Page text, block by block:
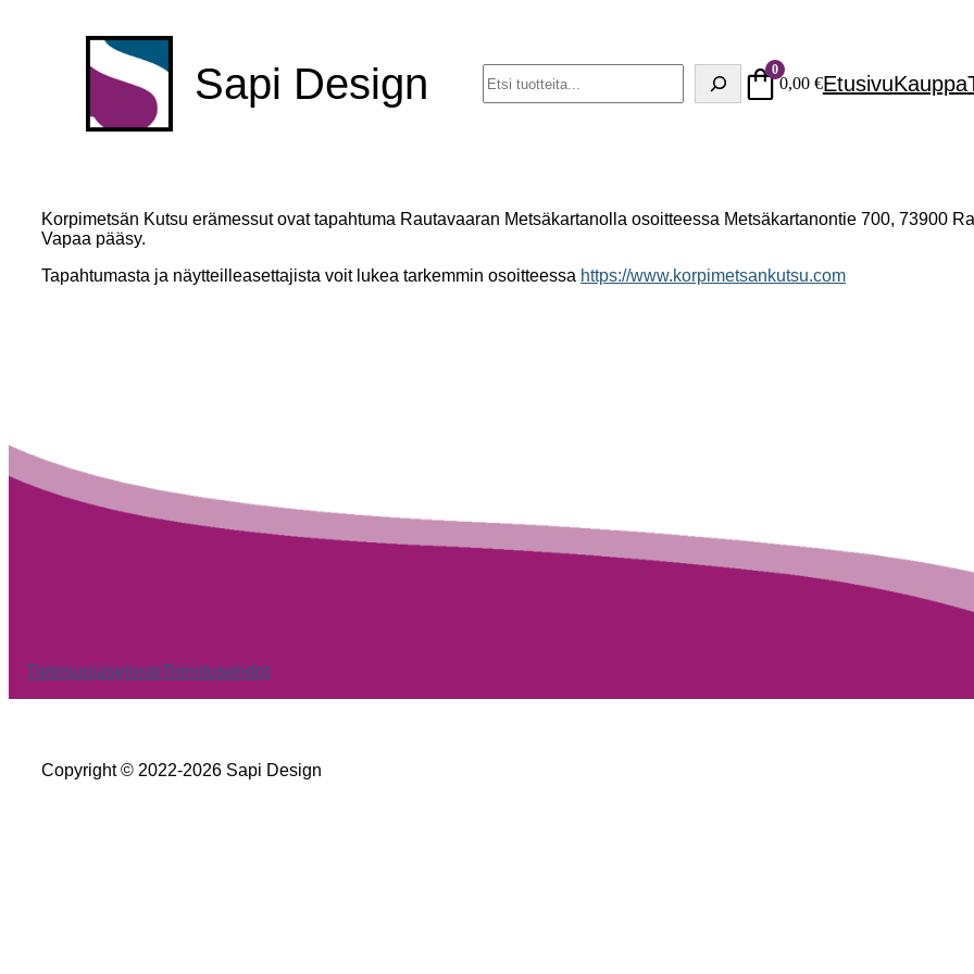
Sapi Design 0
0,00 €EtusivuKauppa
Korpimetsän Kutsu erämessut ovat tapahtuma Rautavaaran Metsäkartanolla osoitteessa Metsäkartanontie 700, 73900
Vapaa pääsy.
Tapahtumasta ja näytteilleasettajista voit lukea tarkemmin osoitteessa https://www.korpimetsankutsu.com
TietosuojaselosteToimitusehdot
Copyright © 2022-2026 Sapi Design